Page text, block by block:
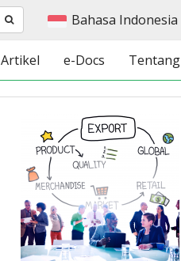
Bahasa Indonesia
Artikel e-Docs Tentang